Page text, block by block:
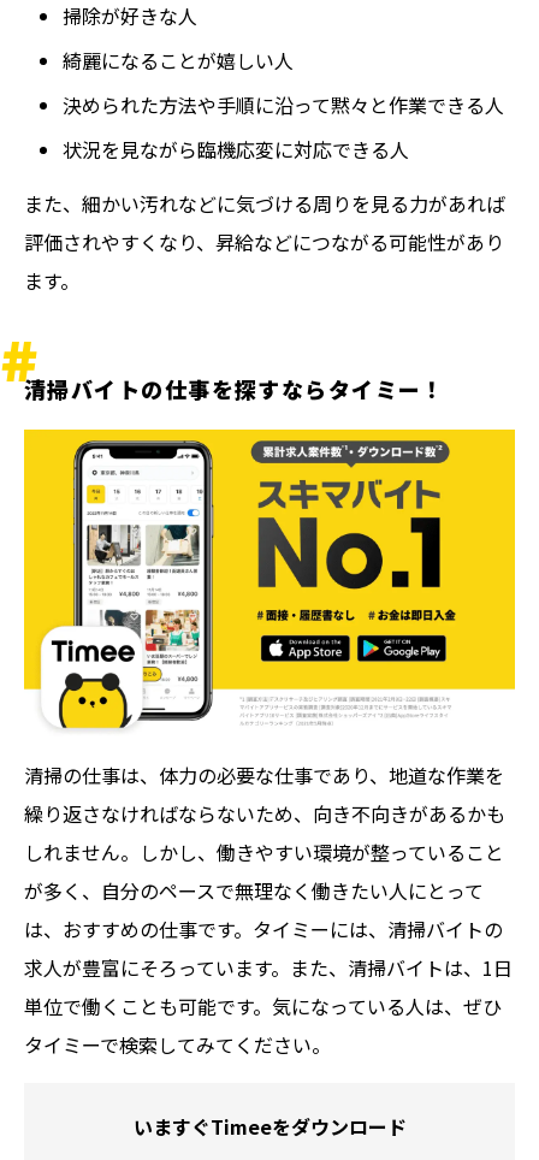
掃除が好きな人
綺麗になることが嬉しい人
決められた方法や手順に沿って黙々と作業できる人
状況を見ながら臨機応変に対応できる人
また、細かい汚れなどに気づける周りを見る力があれば
評価されやすくなり、昇給などにつながる可能性があり
ます。
清掃バイトの仕事を探すならタイミー！
清掃の仕事は、体力の必要な仕事であり、地道な作業を
繰り返さなければならないため、向き不向きがあるかも
しれません。しかし、働きやすい環境が整っていること
が多く、自分のペースで無理なく働きたい人にとって
は、おすすめの仕事です。タイミーには、清掃バイトの
求人が豊富にそろっています。また、清掃バイトは、1日
単位で働くことも可能です。気になっている人は、ぜひ
タイミーで検索してみてください。
いますぐTimeeをダウンロード